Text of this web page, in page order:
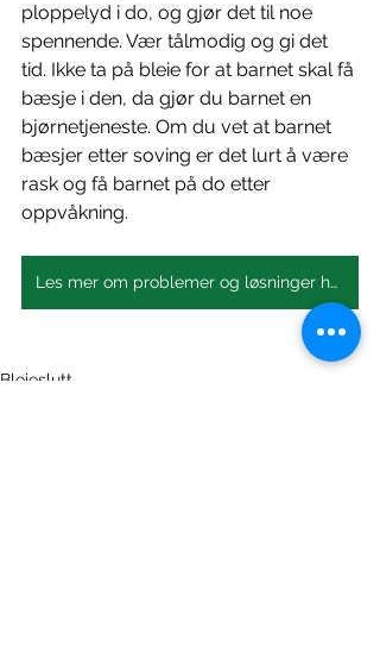
ploppelyd i do, og gjør det til noe
spennende. Vær tålmodig og gi det
tid. Ikke ta på bleie for at barnet skal få
bæsje i den, da gjør du barnet en
bjørnetjeneste. Om du vet at barnet
bæsjer etter soving er det lurt å være
rask og få barnet på do etter
oppvåkning.
Les mer om problemer og løsninger her
Bleieslutt